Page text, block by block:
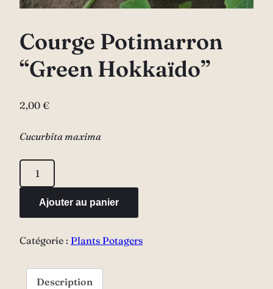
Courge Potimarron
“Green Hokkaïdo”
2,00 €
Cucurbita maxima
quantité
de
Courge
Potimarron
Hokkaïdo"
Ajouter au panier
Catégorie : Plants Potagers
Description